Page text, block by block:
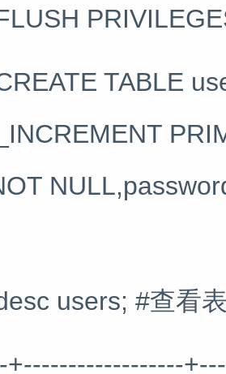
TABLE
users; #查看
+------------------